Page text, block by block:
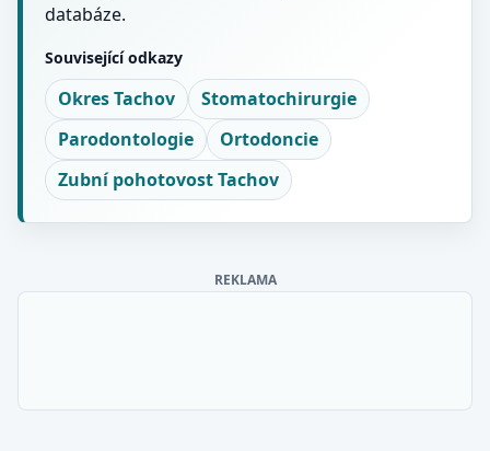
databáze.
Související odkazy
Okres Tachov
Stomatochirurgie
Parodontologie
Ortodoncie
Zubní pohotovost Tachov
REKLAMA